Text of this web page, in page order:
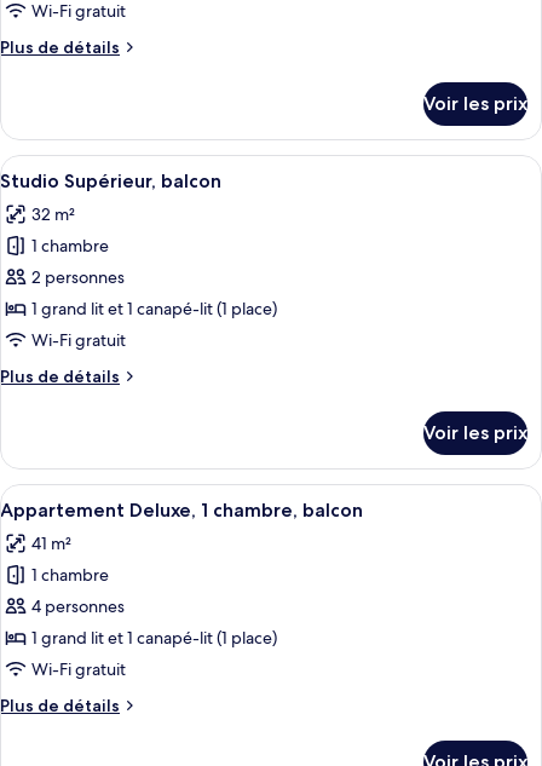
chambre :
balcon
Wi-Fi gratuit
Plus de détails
Plus
le
type
de
Studio
Confort,
balcon
Voir les prix
Afficher
toutes
les
photos
pour
ce
type
chambre :
balcon
Une chambre d’hôtel moderne
28
Studio Supérieur, balcon
32 m²
1 chambre
2 personnes
1 grand lit et 1 canapé-lit (1 place)
Wi-Fi gratuit
Plus de détails
Plus
le
type
de
chambre
Studio
Supérieur,
balcon
Voir les prix
Afficher
toutes
les
photos
pour
ce
type
chambre :
Un salon moderne avec un motif
22
Appartement Deluxe, 1 chambre, balcon
41 m²
1 chambre
4 personnes
1 grand lit et 1 canapé-lit (1 place)
Wi-Fi gratuit
Plus de détails
Plus